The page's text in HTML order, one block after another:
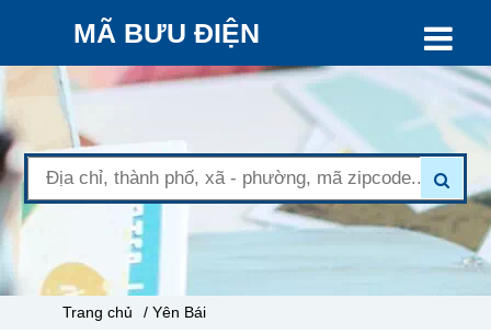
MÃ BƯU ĐIỆN
Trang chủ / Yên Bái